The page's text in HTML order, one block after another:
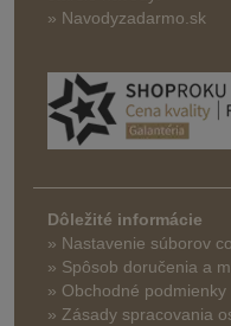
» Navodyzadarmo.sk
Dôležité informácie
» Nastavenie súborov
» Spôsob doručenia a
» Obchodné podmienky
» Zásady spracovania